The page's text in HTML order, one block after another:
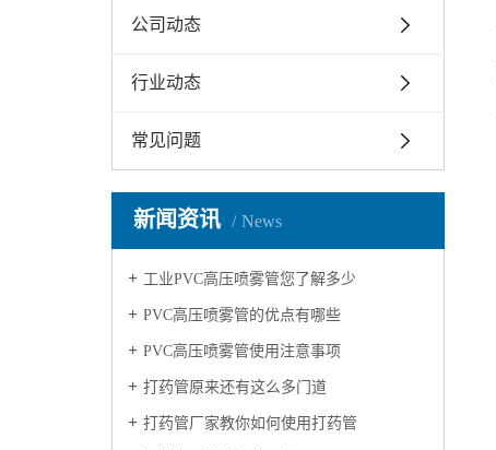
公司动态
行业动态
常见问题
新闻资讯 News
工业PVC高压喷雾管您了解多少
PVC高压喷雾管的优点有哪些
PVC高压喷雾管使用注意事项
打药管原来还有这么多门道
打药管厂家教你如何使用打药管